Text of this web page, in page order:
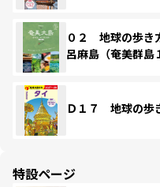
０２ 地球の歩
呂麻島（奄美群
Ｄ１７ 地球の
特設ページ